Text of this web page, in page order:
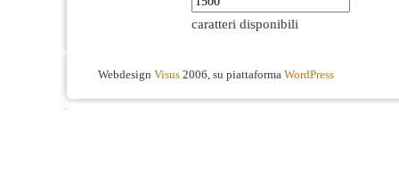
caratteri disponibili
Webdesign Visus 2006, su piattaforma WordPress